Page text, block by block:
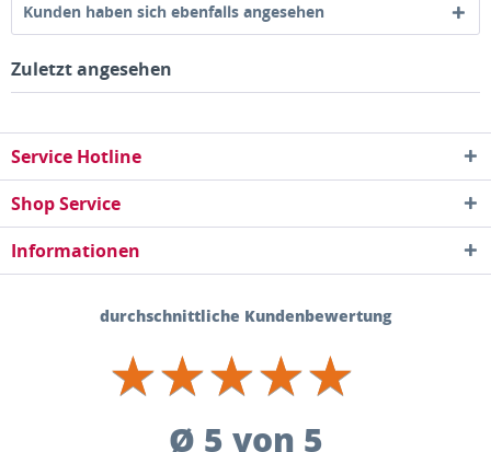
Kunden haben sich ebenfalls angesehen
Zuletzt angesehen
Service Hotline
Shop Service
Informationen
durchschnittliche Kundenbewertung
★★★★★
★★★★★
Ø 5 von 5